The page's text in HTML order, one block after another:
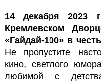
14 декабря 2023
Кремлевском
«Гайдай-100» в
Не пропустите
кино, светлого
любимой с